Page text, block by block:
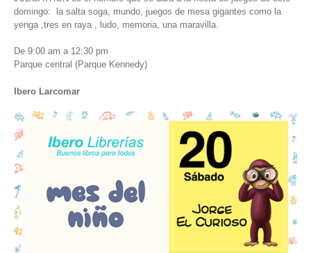
domingo: la salta soga, mundo, juegos de mesa gigantes como la
yenga ,tres en raya , ludo, memoria, una maravilla.
De 9:00 am a 12:30 pm
Parque central (Parque Kennedy)
Ibero Larcomar